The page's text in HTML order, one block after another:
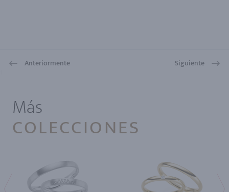
Anteriormente Siguiente
Más
COLECCIONES